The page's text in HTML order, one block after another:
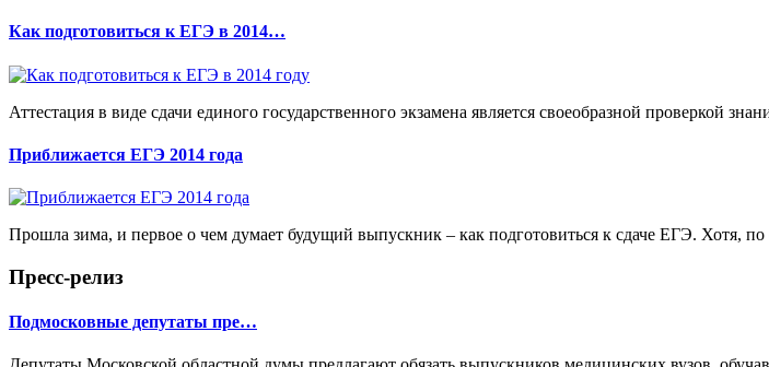
Как подготовиться к ЕГЭ в 2014…
Аттестация в виде сдачи единого государственного экзамена является своеобразной проверкой
Приближается ЕГЭ 2014 года
Прошла зима, и первое о чем думает будущий выпускник – как подготовиться к сдаче ЕГЭ. Хотя,
Пресс-релиз
Подмосковные депутаты пре…